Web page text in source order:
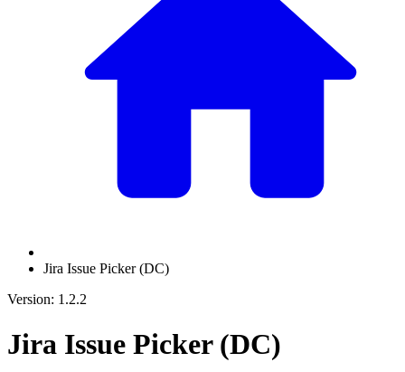
Jira Issue Picker (DC)
Version: 1.2.2
Jira Issue Picker (DC)